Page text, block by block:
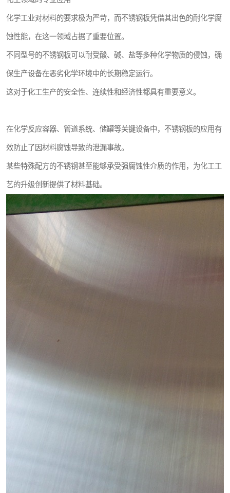
化学工业对材料的要求极为严苛，而不锈钢板凭借其出色的耐化学腐
蚀性能，在这一领域占据了重要位置。
不同型号的不锈钢板可以耐受酸、碱、盐等多种化学物质的侵蚀，确
保生产设备在恶劣化学环境中的长期稳定运行。
这对于化工生产的安全性、连续性和经济性都具有重要意义。
在化学反应容器、管道系统、储罐等关键设备中，不锈钢板的应用有
效防止了因材料腐蚀导致的泄漏事故。
某些特殊配方的不锈钢甚至能够承受强腐蚀性介质的作用，为化工工
艺的升级创新提供了材料基础。